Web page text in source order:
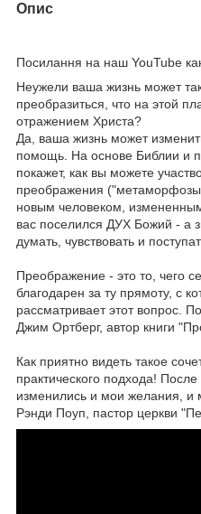
Опис
Посилання на наш YouTube
Неужели ваша жизнь может
преобразиться, что на этой
отражением Христа?
Да, ваша жизнь может
помощь. На основе Библии и
покажет, как вы можете
преображения
новым человеком,
вас поселился ДУХ Божий - а
думать, чувствовать и
Преображение - это то, чего
благодарен за ту прямоту, с
рассматривает этот вопрос.
Джим Ортберг, автор книги
Как приятно видеть такое
практического подхода!
изменились и мои желания, и
Рэнди Поуп, пастор церкви